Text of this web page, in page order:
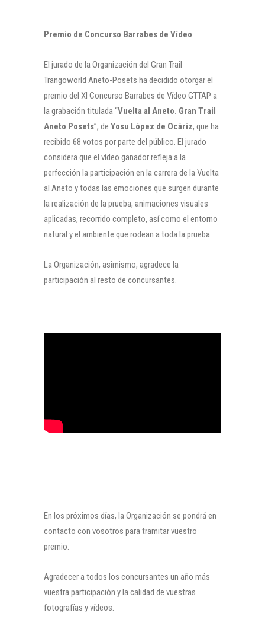
Premio de Concurso Barrabes de Vídeo
El jurado de la Organización del Gran Trail
Trangoworld Aneto-Posets ha decidido otorgar el
premio del XI Concurso Barrabes de Vídeo GTTAP a
la grabación titulada “Vuelta al Aneto. Gran Trail
Aneto Posets”, de Yosu López de Ocáriz, que ha
recibido 68 votos por parte del público. El jurado
considera que el vídeo ganador refleja a la
perfección la participación en la carrera de la Vuelta
al Aneto y todas las emociones que surgen durante
la realización de la prueba, animaciones visuales
aplicadas, recorrido completo, así como el entorno
natural y el ambiente que rodean a toda la prueba.
La Organización, asimismo, agradece la
participación al resto de concursantes.
En los próximos días, la Organización se pondrá en
contacto con vosotros para tramitar vuestro
premio.
Agradecer a todos los concursantes un año más
vuestra participación y la calidad de vuestras
fotografías y vídeos.